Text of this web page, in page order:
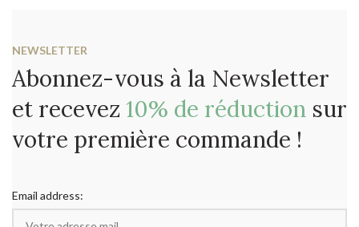
NEWSLETTER
Abonnez-vous à la Newsletter
et recevez 10% de réduction sur
votre première commande !
Email address: